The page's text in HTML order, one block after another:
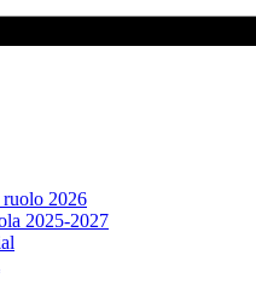
2026
2025-2027